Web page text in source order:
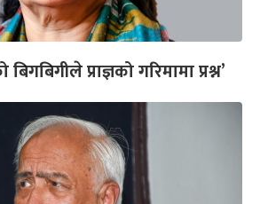
प्राज्ञको गरिमामा प्रश्न’